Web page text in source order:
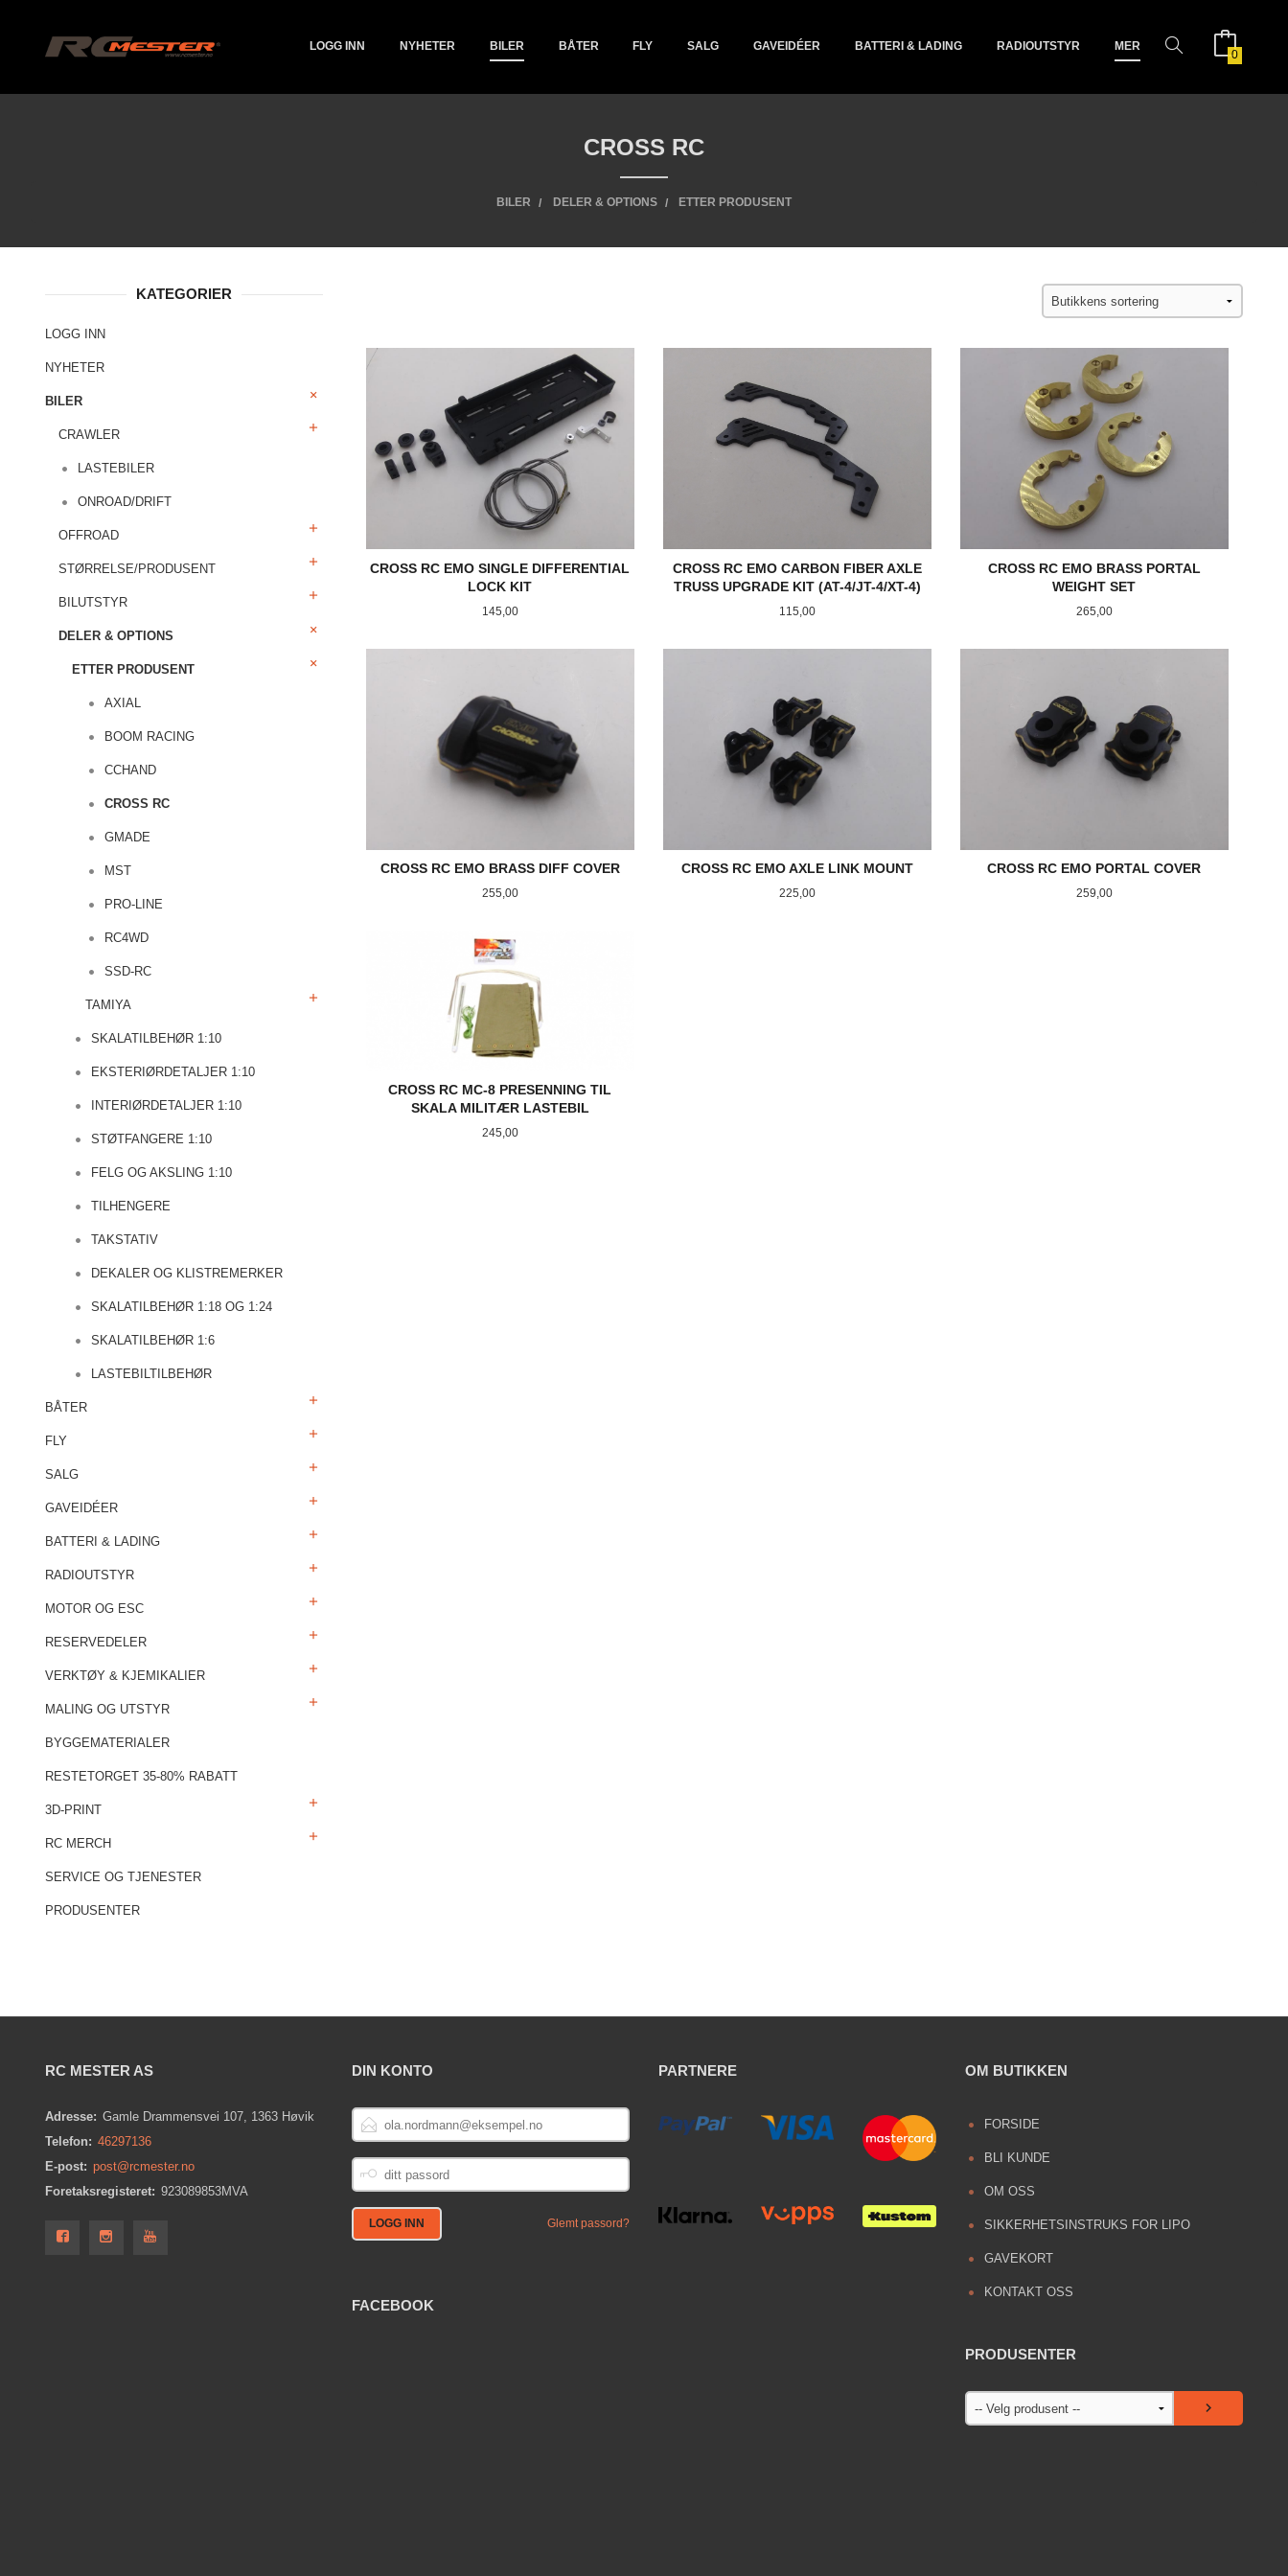
LOGG INN NYHETER BILER BÅTER FLY SALG GAVEIDÉER BATTERI & LADING RADIOUTSTYR MER
0
CROSS RC
BILER DELER & OPTIONS ETTER PRODUSENT
CROSS RC EMO SINGLE DIFFERENTIAL
LOCK KIT
Pris
145,00
CROSS RC EMO CARBON FIBER AXLE
TRUSS UPGRADE KIT (AT-4/JT-4/XT-4)
Pris
115,00
CROSS RC EMO BRASS PORTAL
WEIGHT SET
Pris
265,00
CROSS RC EMO BRASS DIFF COVER
Pris
255,00
KJØP
CROSS RC EMO AXLE LINK MOUNT
Pris
225,00
CROSS RC EMO PORTAL COVER
Pris
259,00
CROSS RC MC-8 PRESENNING TIL
SKALA MILITÆR LASTEBIL
Pris
245,00
KATEGORIER
LOGG INN
NYHETER
BILER
CRAWLER
LASTEBILER
ONROAD/DRIFT
OFFROAD
STØRRELSE/PRODUSENT
BILUTSTYR
DELER & OPTIONS
ETTER PRODUSENT
AXIAL
BOOM RACING
CCHAND
CROSS RC
GMADE
MST
PRO-LINE
RC4WD
SSD-RC
TAMIYA
SKALATILBEHØR 1:10
EKSTERIØRDETALJER 1:10
INTERIØRDETALJER 1:10
STØTFANGERE 1:10
FELG OG AKSLING 1:10
TILHENGERE
TAKSTATIV
DEKALER OG KLISTREMERKER
SKALATILBEHØR 1:18 OG 1:24
SKALATILBEHØR 1:6
LASTEBILTILBEHØR
BÅTER
FLY
SALG
GAVEIDÉER
BATTERI & LADING
RADIOUTSTYR
MOTOR OG ESC
RESERVEDELER
VERKTØY & KJEMIKALIER
MALING OG UTSTYR
BYGGEMATERIALER
RESTETORGET 35-80% RABATT
3D-PRINT
RC MERCH
SERVICE OG TJENESTER
PRODUSENTER
RC MESTER AS
Adresse: Gamle Drammensvei 107, 1363 Høvik
Telefon: 46297136
E-post: post@rcmester.no
Foretaksregisteret: 923089853MVA
DIN KONTO
E-
POSTADRESSE
DITT
PASSORD
Glemt passord?
FACEBOOK
PARTNERE OM BUTIKKEN
FORSIDE
BLI KUNDE
OM OSS
SIKKERHETSINSTRUKS FOR LIPO
GAVEKORT
KONTAKT OSS
PRODUSENTER